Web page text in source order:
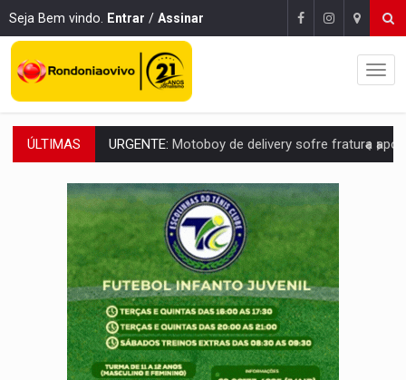
Seja Bem vindo. Entrar / Assinar
ÚLTIMAS ELEIÇÕES 2026:Ulisses Guimarães e as nuvens no céu de Rondônia –
DECISÃO REVISADA:Nunes Marques reduz pena de Acir Gurgacz e declara
CONEXÃO RONDONIAOVIVO: Museólogo Antônio Ocampo lança livro
ELEIÇÕES 2026:Patrimônio de candidata a deputada federal do PL salta R$ 1
VÍDEO:Quadrilha é flagrada com cerca de 200 porções
BAIRRO TEIXEIRÃO:MPF cobra regularização fundiária da
SUCESSO NA ABERTURA:2ª Feira Rondônia Empreendedora segue no Espaço